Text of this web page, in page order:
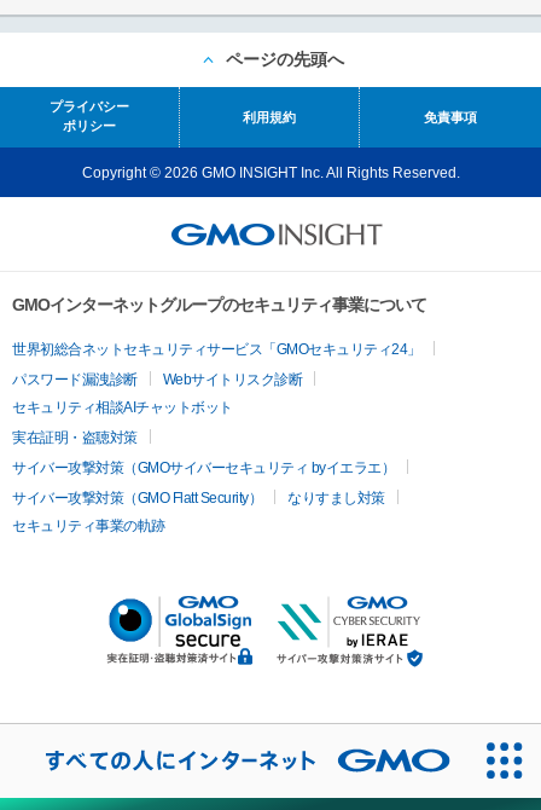
ページの先頭へ
プライバシー
ポリシー
利用規約 免責事項
Copyright © 2026 GMO INSIGHT Inc. All Rights Reserved.
GMOインターネットグループのセキュリティ事業について
世界初総合ネットセキュリティサービス「GMOセキュリティ24」
パスワード漏洩診断
Webサイトリスク診断
セキュリティ相談AIチャットボット
実在証明・盗聴対策
サイバー攻撃対策（GMOサイバーセキュリティ byイエラエ）
サイバー攻撃対策（GMO Flatt Security）
なりすまし対策
セキュリティ事業の軌跡